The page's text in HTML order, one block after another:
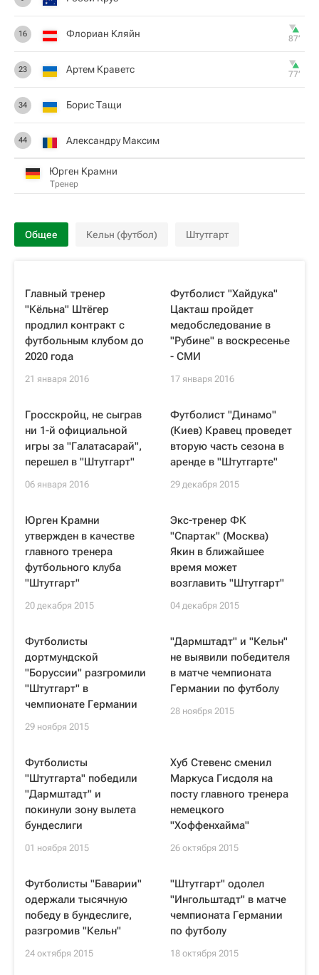
16 Флориан Кляйн 87‎’‎
23 Артем Краветс 77‎’‎
34 Борис Тащи
44 Александру Максим
Юрген Крамни
Тренер
Общее Кельн (футбол) Штутгарт
Главный тренер
"Кёльна" Штёгер
продлил контракт с
футбольным клубом до
2020 года
21 января 2016
Футболист "Хайдука"
Цакташ пройдет
медобследование в
"Рубине" в воскресенье
- СМИ
17 января 2016
Гросскройц, не сыграв
ни 1-й официальной
игры за "Галатасарай",
перешел в "Штутгарт"
06 января 2016
Футболист "Динамо"
(Киев) Кравец проведет
вторую часть сезона в
аренде в "Штутгарте"
29 декабря 2015
Юрген Крамни
утвержден в качестве
главного тренера
футбольного клуба
"Штутгарт"
20 декабря 2015
Экс-тренер ФК
"Спартак" (Москва)
Якин в ближайшее
время может
возглавить "Штутгарт"
04 декабря 2015
Футболисты
дортмундской
"Боруссии" разгромили
"Штутгарт" в
чемпионате Германии
29 ноября 2015
"Дармштадт" и "Кельн"
не выявили победителя
в матче чемпионата
Германии по футболу
28 ноября 2015
Футболисты
"Штутгарта" победили
"Дармштадт" и
покинули зону вылета
бундеслиги
01 ноября 2015
Хуб Стевенс сменил
Маркуса Гисдоля на
посту главного тренера
немецкого
"Хоффенхайма"
26 октября 2015
Футболисты "Баварии"
одержали тысячную
победу в бундеслиге,
разгромив "Кельн"
24 октября 2015
"Штутгарт" одолел
"Ингольштадт" в матче
чемпионата Германии
по футболу
18 октября 2015